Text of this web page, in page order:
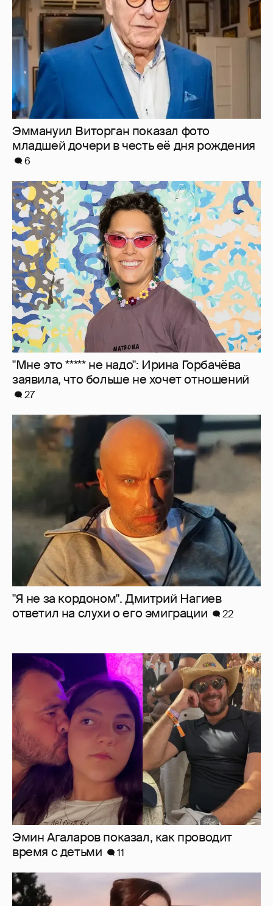
Эммануил Виторган показал фото
младшей дочери в честь её дня рождения
6
"Мне это ***** не надо": Ирина Горбачёва
заявила, что больше не хочет отношений
27
"Я не за кордоном". Дмитрий Нагиев
ответил на слухи о его эмиграции
22
Эмин Агаларов показал, как проводит
время с детьми
11